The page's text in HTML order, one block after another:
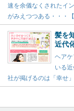
速を余儀なくされたイ
がみえつつある・・・【
髪を
近代
ヘア
いる
社が掲げるのは「幸せ